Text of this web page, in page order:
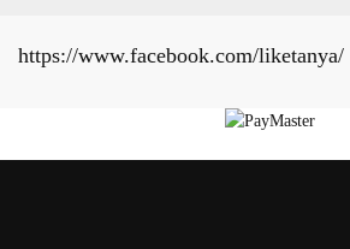
https://www.facebook.com/liketanya/